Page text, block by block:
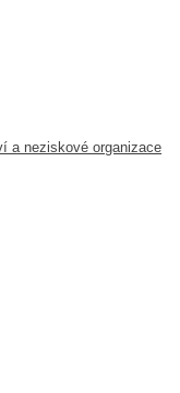
a neziskové organizace